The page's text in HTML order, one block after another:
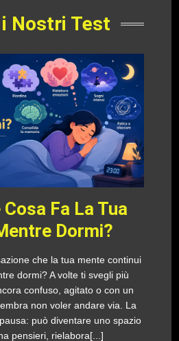
Nostri Test
Fa La Tua
Dormi?
che la tua mente continui
dormi? A volte ti svegli più
confuso, agitato o con un
non voler andare via. La
può diventare uno spazio
pensieri, rielabora[...]